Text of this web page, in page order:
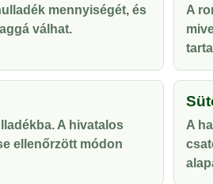
mennyiségét, és
válhat.
A
A hivatalos
ellenőrzött módon
A